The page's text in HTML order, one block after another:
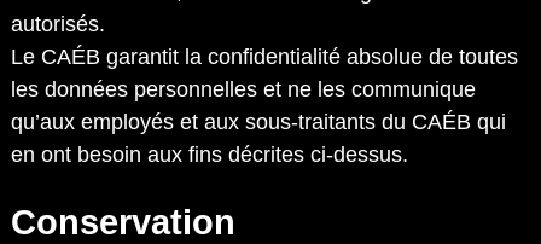
autorisés.
Le CAÉB garantit la confidentialité absolue de toutes
les données personnelles et ne les communique
qu’aux employés et aux sous-traitants du CAÉB qui
en ont besoin aux fins décrites ci-dessus.
Conservation